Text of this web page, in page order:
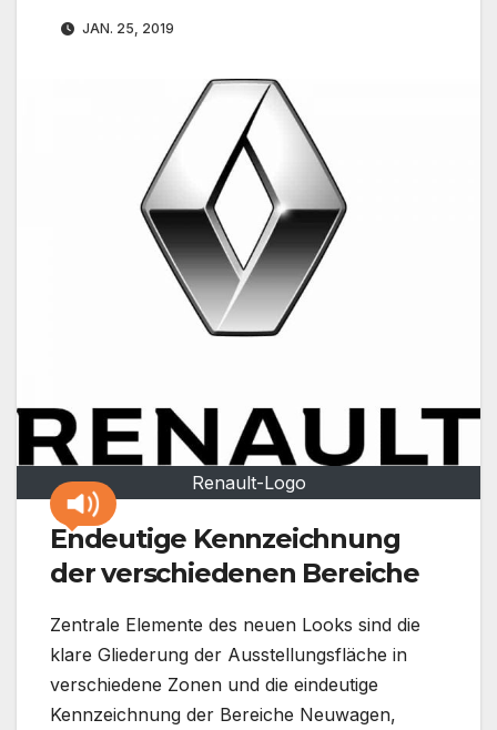
JAN. 25, 2019
Renault-Logo
Endeutige Kennzeichnung
der verschiedenen Bereiche
Zentrale Elemente des neuen Looks sind die
klare Gliederung der Ausstellungsfläche in
verschiedene Zonen und die eindeutige
Kennzeichnung der Bereiche Neuwagen,